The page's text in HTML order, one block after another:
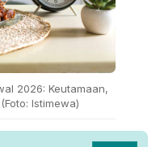
2026: Keutamaan,
Istimewa)